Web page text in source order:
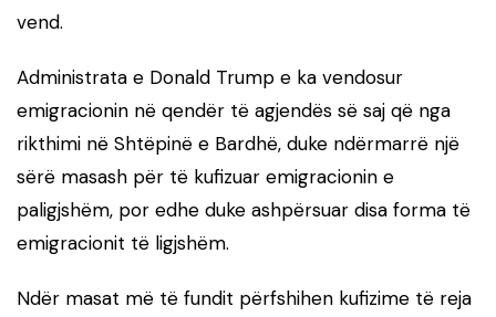
vend.
Administrata e Donald Trump e ka vendosur
emigracionin në qendër të agjendës së saj që nga
rikthimi në Shtëpinë e Bardhë, duke ndërmarrë një
sërë masash për të kufizuar emigracionin e
paligjshëm, por edhe duke ashpërsuar disa forma të
emigracionit të ligjshëm.
Ndër masat më të fundit përfshihen kufizime të reja